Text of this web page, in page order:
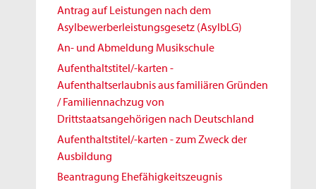
Antrag auf Leistungen nach dem
Asylbewerberleistungsgesetz (AsylbLG)
An- und Abmeldung Musikschule
Aufenthaltstitel/-karten -
Aufenthaltserlaubnis aus familiären Gründen
/ Familiennachzug von
Drittstaatsangehörigen nach Deutschland
Aufenthaltstitel/-karten - zum Zweck der
Ausbildung
Beantragung Ehefähigkeitszeugnis